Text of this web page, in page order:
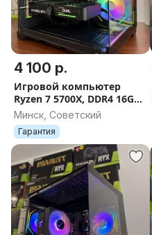
4 100 р.
Игровой компьютер
Ryzen 7 5700X, DDR4 16GB,
RTX 5060Ti 16GB, SSD 1TB,
750W, AM4, ГАРАНТИЯ 12
МЕС.
Минск, Советский
Гарантия